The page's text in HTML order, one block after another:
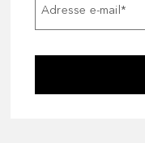
Adresse e-mail*